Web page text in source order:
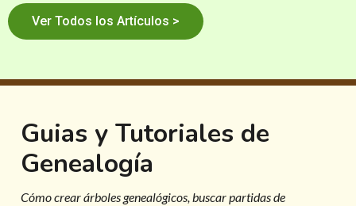
Ver Todos los Artículos >
Guias y Tutoriales de
Genealogía
Cómo crear árboles genealógicos, buscar partidas de